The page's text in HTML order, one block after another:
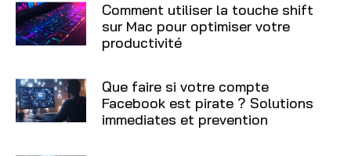
Comment utiliser la touche shift
sur Mac pour optimiser votre
productivité
Que faire si votre compte
Facebook est pirate ? Solutions
immediates et prevention